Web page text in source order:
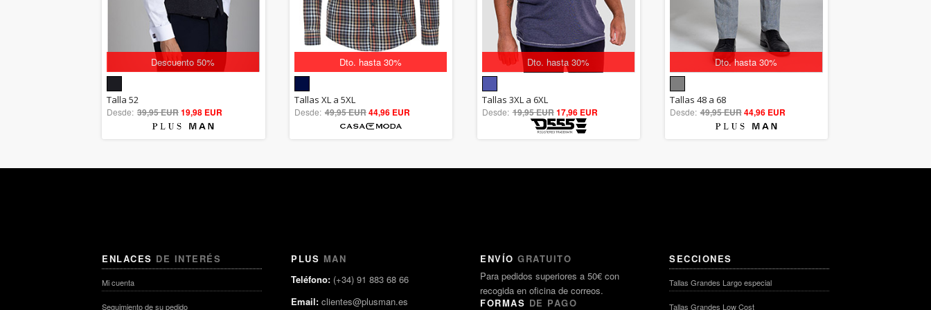
Descuento 50%
out of 5
Talla 52
Desde: 39,95 EUR19,98 EUR
Dto. hasta 30%
5.00
out of 5
Tallas XL a 5XL
Desde: 49,95 EUR44,96 EUR
Dto. hasta 30%
5.00
out of 5
Tallas 3XL a 6XL
Desde: 19,95 EUR17,96 EUR
Dto. hasta 30%
5.00
out of 5
Tallas 48 a 68
Desde: 49,95 EUR44,96 EUR
ENLACES DE INTERÉS
Mi cuenta
Seguimiento de su pedido
PLUS MAN
Teléfono: (+34) 91 883 68 66
Email: clientes@plusman.es
ENVÍO GRATUITO
Para pedidos superiores a 50€ con
recogida en oficina de correos.
FORMAS DE PAGO
SECCIONES
Tallas Grandes Largo especial
Tallas Grandes Low Cost